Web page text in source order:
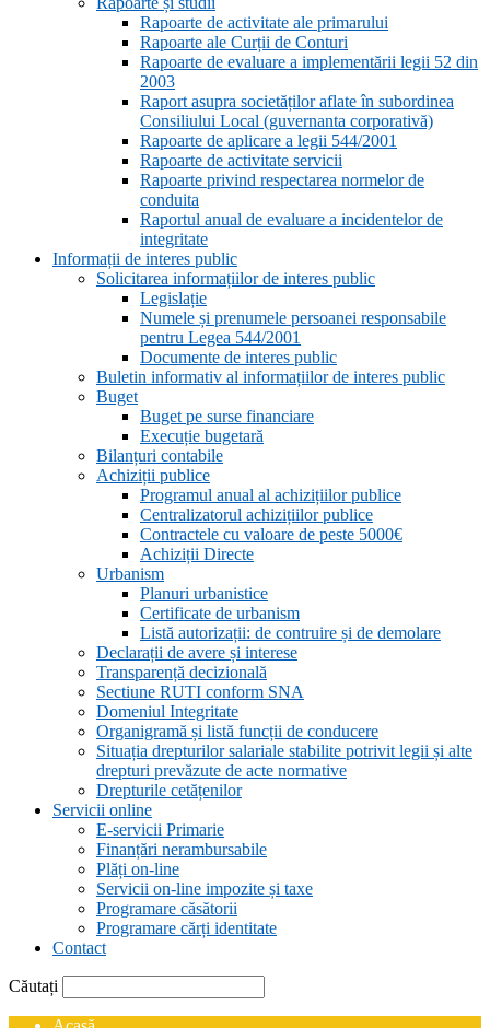
Rapoarte de activitate ale primarului
Rapoarte ale Curții de Conturi
Rapoarte de evaluare a implementării legii 52 din
2003
Raport asupra societăților aflate în subordinea
Consiliului Local (guvernanta corporativă)
Rapoarte de aplicare a legii 544/2001
Rapoarte de activitate servicii
Rapoarte privind respectarea normelor de
conduita
Raportul anual de evaluare a incidentelor de
integritate
Informații de interes public
Solicitarea informațiilor de interes public
Legislație
Numele și prenumele persoanei responsabile
pentru Legea 544/2001
Documente de interes public
Buletin informativ al informațiilor de interes public
Buget
Buget pe surse financiare
Execuție bugetară
Bilanțuri contabile
Achiziții publice
Programul anual al achizițiilor publice
Centralizatorul achizițiilor publice
Contractele cu valoare de peste 5000€
Achiziții Directe
Urbanism
Planuri urbanistice
Certificate de urbanism
Listă autorizații: de contruire și de demolare
Declarații de avere și interese
Transparență decizională
Sectiune RUTI conform SNA
Domeniul Integritate
Organigramă și listă funcții de conducere
Situația drepturilor salariale stabilite potrivit legii și alte
drepturi prevăzute de acte normative
Drepturile cetățenilor
Servicii online
E-servicii Primarie
Finanțări nerambursabile
Plăți on-line
Servicii on-line impozite și taxe
Programare căsătorii
Programare cărți identitate
Contact
Căutați